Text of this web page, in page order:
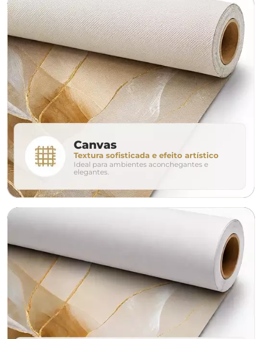
largura aproximada
160cm 200cm
280cm 320cm
conjunto
avulso duo
o tamanho ideal para o seu ambiente é
Canvas
Textura sofisticada e efeito artístico
Ideal para ambientes aconchegantes e
elegantes.